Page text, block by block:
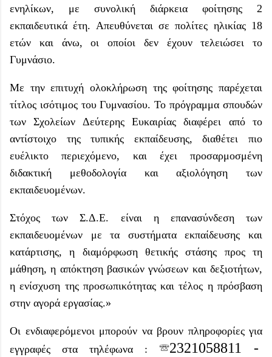
ενηλίκων, με συνολική διάρκεια φοίτησης 2
εκπαιδευτικά έτη. Απευθύνεται σε πολίτες ηλικίας 18
ετών και άνω, οι οποίοι δεν έχουν τελειώσει το
Γυμνάσιο.
Με την επιτυχή ολοκλήρωση της φοίτησης παρέχεται
τίτλος ισότιμος του Γυμνασίου. Το πρόγραμμα σπουδών
των Σχολείων Δεύτερης Ευκαιρίας διαφέρει από το
αντίστοιχο της τυπικής εκπαίδευσης, διαθέτει πιο
ευέλικτο περιεχόμενο, και έχει προσαρμοσμένη
διδακτική μεθοδολογία και αξιολόγηση των
εκπαιδευομένων.
Στόχος των Σ.Δ.Ε. είναι η επανασύνδεση των
εκπαιδευομένων με τα συστήματα εκπαίδευσης και
κατάρτισης, η διαμόρφωση θετικής στάσης προς τη
μάθηση, η απόκτηση βασικών γνώσεων και δεξιοτήτων,
η ενίσχυση της προσωπικότητας και τέλος η πρόσβαση
στην αγορά εργασίας.»
Οι ενδιαφερόμενοι μπορούν να βρουν πληροφορίες για
εγγραφές στα τηλέφωνα : ☏2321058811 -